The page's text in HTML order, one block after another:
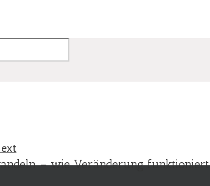
– wie Veränderung funktioniert